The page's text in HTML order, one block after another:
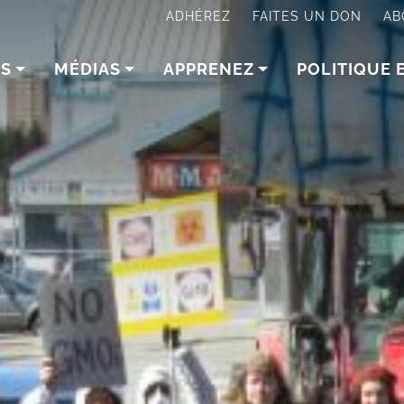
ADHÉREZ FAITES UN DON
MÉDIAS APPRENEZ POLITIQUE